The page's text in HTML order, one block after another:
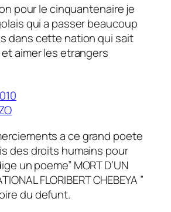
pour le cinquantenaire je
qui a passer beaucoup
dans cette nation qui sait
aimer les etrangers
a ce grand poete
des droits humains pour
un poeme” MORT D’UN
FLORIBERT CHEBEYA ”
du defunt.